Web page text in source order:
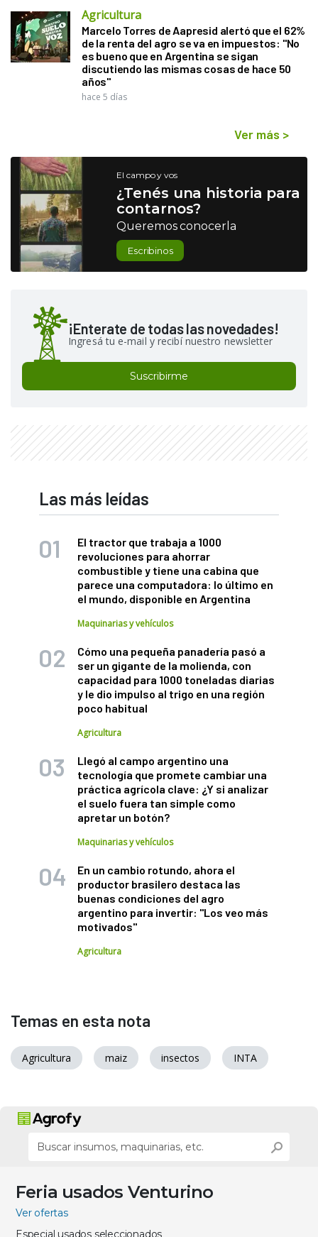
Agricultura
Marcelo Torres de Aapresid alertó que el 62%
de la renta del agro se va en impuestos: "No
es bueno que en Argentina se sigan
discutiendo las mismas cosas de hace 50
años"
hace 5 días
Ver más >
El campo y vos
¿Tenés una historia para
contarnos?
Queremos conocerla
Escribinos
¡Enterate de todas las novedades!
Ingresá tu e-mail y recibí nuestro newsletter
Suscribirme
Las más leídas
El tractor que trabaja a 1000
revoluciones para ahorrar
combustible y tiene una cabina que
parece una computadora: lo último en
el mundo, disponible en Argentina
Maquinarias y vehículos
Cómo una pequeña panadería pasó a
ser un gigante de la molienda, con
capacidad para 1000 toneladas diarias
y le dio impulso al trigo en una región
poco habitual
Agricultura
Llegó al campo argentino una
tecnología que promete cambiar una
práctica agrícola clave: ¿Y si analizar
el suelo fuera tan simple como
apretar un botón?
Maquinarias y vehículos
En un cambio rotundo, ahora el
productor brasilero destaca las
buenas condiciones del agro
argentino para invertir: "Los veo más
motivados"
Agricultura
Temas en esta nota
Agricultura maiz insectos INTA
Feria usados Venturino
Ver ofertas
Especial usados seleccionados